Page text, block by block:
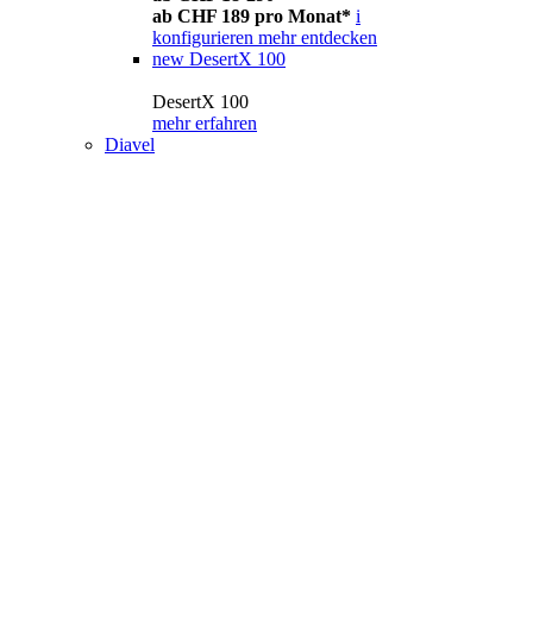
ab CHF 189 pro Monat* i
konfigurieren mehr entdecken
new DesertX 100
DesertX 100
mehr erfahren
Diavel